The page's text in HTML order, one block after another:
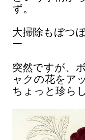
ず。
大掃除もぼつ
ー
突然ですが、
ャクの花をア
ちょっと珍ら